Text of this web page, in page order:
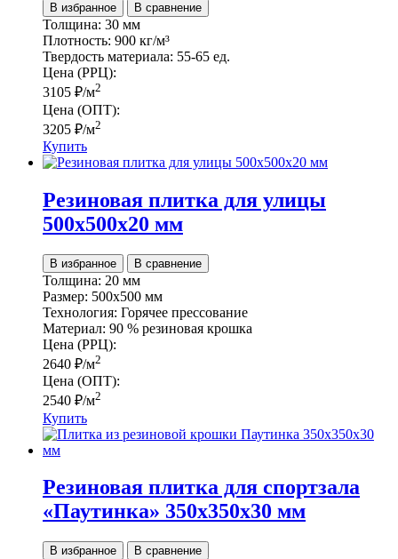
В избранное В сравнение
Толщина: 30 мм
Плотность: 900 кг/м³
Твердость материала: 55-65 ед.
Цена (РРЦ):
3105 ₽/м2
Цена (ОПТ):
3205 ₽/м2
Купить
Резиновая плитка для улицы
500х500х20 мм
В избранное В сравнение
Толщина: 20 мм
Размер: 500х500 мм
Технология: Горячее прессование
Материал: 90 % резиновая крошка
Цена (РРЦ):
2640 ₽/м2
Цена (ОПТ):
2540 ₽/м2
Купить
Резиновая плитка для спортзала
«Паутинка» 350х350х30 мм
В избранное В сравнение